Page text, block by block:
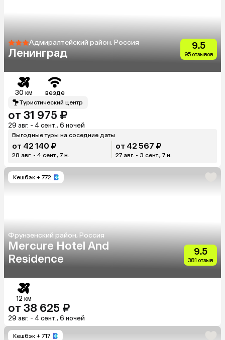
Адмиралтейский район, Россия
Ленинград
9.5
95 отзывов
30 км везде
Туристический центр
от 31 975 ₽
29 авг. - 4 сент., 6 ночей
Выгодные туры на соседние даты
от 42 140 ₽
28 авг. - 4 сент., 7 н.
от 42 567 ₽
27 авг. - 3 сент., 7 н.
Кешбэк + 772
Фрунзенский район, Россия
Mercure Hotel And
Residence
9.5
381 отзыв
12 км
от 38 625 ₽
29 авг. - 4 сент., 6 ночей
Кешбэк + 717